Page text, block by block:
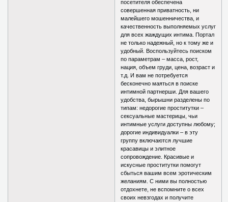
посетителя обеспечена
совершенная приватность, ни
малейшего мошенничества, и
качественность выполняемых услуг
для всех жаждущих интима. Портал
не только надежный, но к тому же и
удобный. Воспользуйтесь поиском
по параметрам – масса, рост,
нация, объем груди, цена, возраст и
т.д. И вам не потребуется
бесконечно маяться в поиске
интимной партнерши. Для вашего
удобства, бырышни разделены по
типам: недорогие проститутки –
сексуальные мастерицы, чьи
интимные услуги доступны любому;
дорогие индивидуалки – в эту
группу включаются лучшие
красавицы и элитное
сопровождение. Красивые и
искусные проститутки помогут
сбыться вашим всем эротическим
желаниям. С ними вы полностью
отдохнете, не вспомните о всех
своих невзгодах и получите